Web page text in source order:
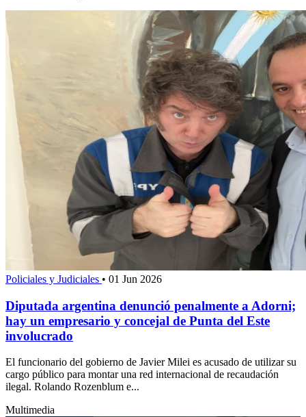
Policiales y Judiciales • 01 Jun 2026
Diputada argentina denunció penalmente a Adorni;
hay un empresario y concejal de Punta del Este
involucrado
El funcionario del gobierno de Javier Milei es acusado de utilizar su
cargo público para montar una red internacional de recaudación
ilegal. Rolando Rozenblum e...
Multimedia